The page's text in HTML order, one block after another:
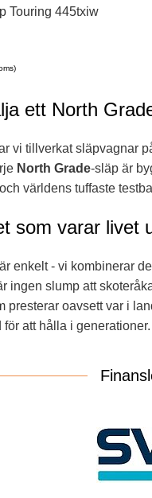
Touring 445txiw
ett North
vi tillverkat släpvagnar
North Grade-släp är
världens tuffaste
som varar livet
enkelt - vi kombinerar
ingen slump att
presterar oavsett var i
för att hålla i generationer.